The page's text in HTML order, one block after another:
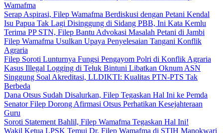
Wamafma
Serap Aspirasi, Filep Wamafma Berdiskusi dengan Petani Kendal
Isu Papua Tak Lagi Disinggung di Sidang PBB, Ini Kata Kemlu
Terima PP STN, Filep Bantu Advokasi Masalah Petani di Jambi
Filep Wamafma Usulkan Upaya Penyelesaian Tangani Konflik
Agraria
Filep Soroti Lunturnya Fungsi Pengayom Polri di Konflik Agraria
Kasus Illegal Logging di Teluk Bintuni Libatkan Oknum ASN
Singgung Soal Akreditasi, LLDIKTI: Kualitas PTN-PTS Tak
Berbeda
Dana Otsus Sudah Disalurkan, Filep Tegaskan Hal Ini ke Pemda
Senator Filep Dorong Afirmasi Otsus Perhatikan Kesejahteraan
Guru
Soroti Statement Bahlil, Filep Wamafma Tegaskan Hal Ini!
Wakil Ketua LPSK Temui Dr. Filep Wamafma di STIH Manokwari